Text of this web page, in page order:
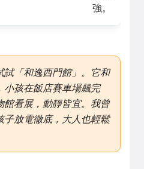
強。
試「和逸西門館」。它和
小孩在飯店賽車場飆完
館看展，動靜皆宜。我曾
子放電徹底，大人也輕鬆